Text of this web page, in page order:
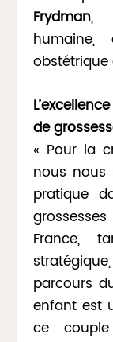
Frydman,
humaine,
obstétrique
de
« Pour la
nous nous
pratique
France,
parcours
enfant est
ce